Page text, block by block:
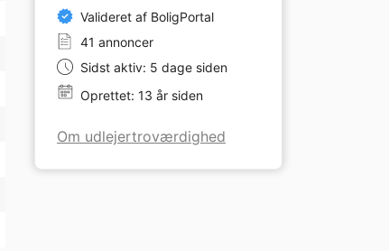
Valideret af BoligPortal
41 annoncer
Sidst aktiv: 5 dage siden
Oprettet: 13 år siden
Om udlejertroværdighed